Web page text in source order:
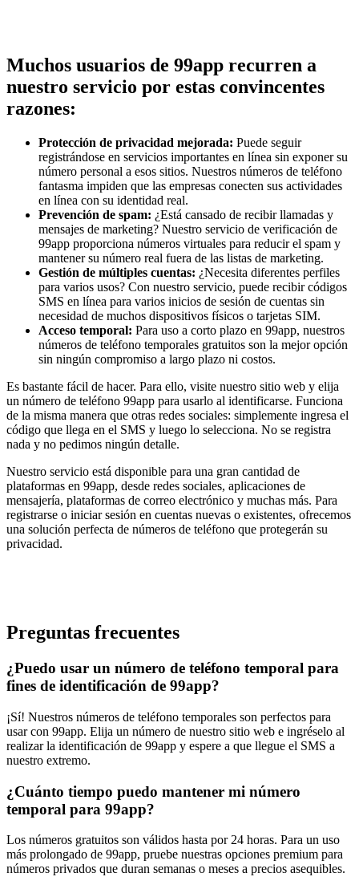
Muchos usuarios de 99app recurren a
nuestro servicio por estas convincentes
razones:
Protección de privacidad mejorada: Puede seguir
registrándose en servicios importantes en línea sin exponer su
número personal a esos sitios. Nuestros números de teléfono
fantasma impiden que las empresas conecten sus actividades
en línea con su identidad real.
Prevención de spam: ¿Está cansado de recibir llamadas y
mensajes de marketing? Nuestro servicio de verificación de
99app proporciona números virtuales para reducir el spam y
mantener su número real fuera de las listas de marketing.
Gestión de múltiples cuentas: ¿Necesita diferentes perfiles
para varios usos? Con nuestro servicio, puede recibir códigos
SMS en línea para varios inicios de sesión de cuentas sin
necesidad de muchos dispositivos físicos o tarjetas SIM.
Acceso temporal: Para uso a corto plazo en 99app, nuestros
números de teléfono temporales gratuitos son la mejor opción
sin ningún compromiso a largo plazo ni costos.
Es bastante fácil de hacer. Para ello, visite nuestro sitio web y elija
un número de teléfono 99app para usarlo al identificarse. Funciona
de la misma manera que otras redes sociales: simplemente ingresa el
código que llega en el SMS y luego lo selecciona. No se registra
nada y no pedimos ningún detalle.
Nuestro servicio está disponible para una gran cantidad de
plataformas en 99app, desde redes sociales, aplicaciones de
mensajería, plataformas de correo electrónico y muchas más. Para
registrarse o iniciar sesión en cuentas nuevas o existentes, ofrecemos
una solución perfecta de números de teléfono que protegerán su
privacidad.
Preguntas frecuentes
¿Puedo usar un número de teléfono temporal para
fines de identificación de 99app?
¡Sí! Nuestros números de teléfono temporales son perfectos para
usar con 99app. Elija un número de nuestro sitio web e ingréselo al
realizar la identificación de 99app y espere a que llegue el SMS a
nuestro extremo.
¿Cuánto tiempo puedo mantener mi número
temporal para 99app?
Los números gratuitos son válidos hasta por 24 horas. Para un uso
más prolongado de 99app, pruebe nuestras opciones premium para
números privados que duran semanas o meses a precios asequibles.